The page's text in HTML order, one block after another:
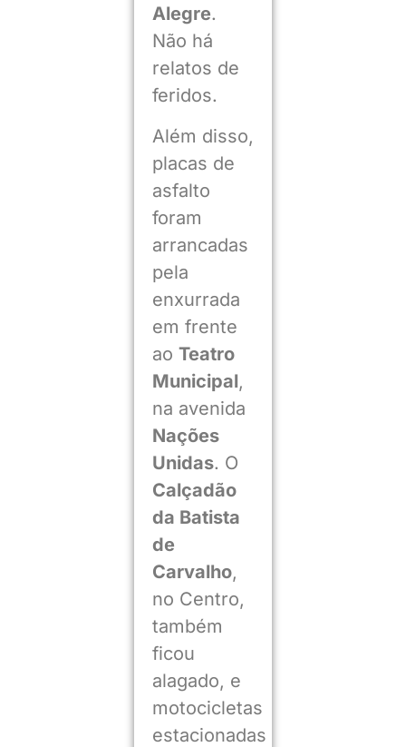
Alegre.
Não há
relatos de
feridos.
Além disso,
placas de
asfalto
foram
arrancadas
pela
enxurrada
em frente
ao Teatro
Municipal,
na avenida
Nações
Unidas. O
Calçadão
da Batista
de
Carvalho,
no Centro,
também
ficou
alagado, e
motocicletas
estacionadas